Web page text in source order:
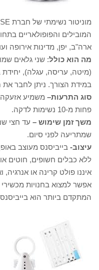
המובילים והפופולאריים
ארה"ב, יפן, מדינות אירופה
מה הוא כולל: שני גלאים
(מיטה, עריסה, עגלה),
במידת הצורך. ניתן לחבר את
סוג התרעות– משמיע
פחות מ-10 נשימות לדקה.
משך זמן שימוש – עד חצי
שמתריעה לפני סיום.
עיצוב- בייביסנס מעוצב
ללא כבלים חשופים, חוטים
איננו פולט קרינה או
אפשר למצוא בחנויות
המתקדם ביותר הוא בייביסנס